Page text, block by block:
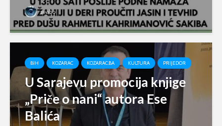
svabo
BIH KOZARAC KOZARAC.BA KULTURA PRIJEDOR
U Sarajevu promocija knjige
„Priče o nani“ autora Ese
Balića